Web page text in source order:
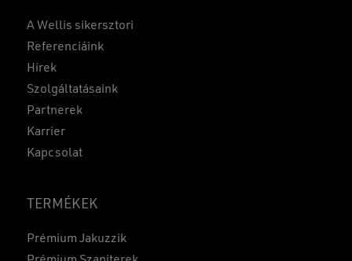
A Wellis sikersztori
Referenciáink
Hírek
Szolgáltatásaink
Partnerek
Karrier
Kapcsolat
TERMÉKEK
Prémium Jakuzzik